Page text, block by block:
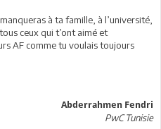
à ta famille, à l’université,
ceux qui t’ont aimé et
AF comme tu voulais toujours
Abderrahmen Fendri
PwC Tunisie